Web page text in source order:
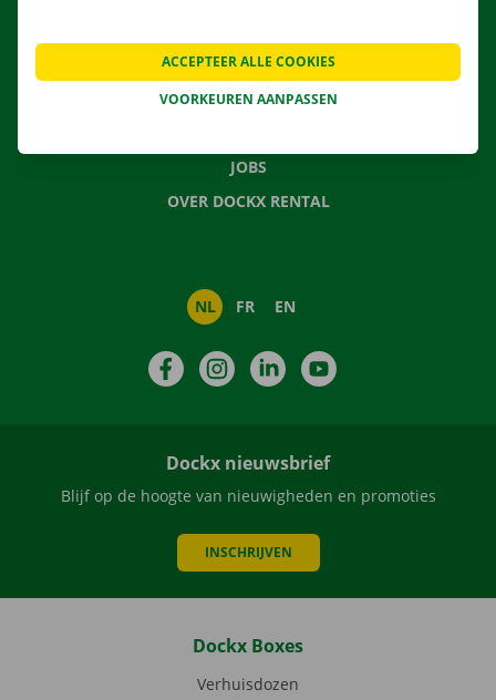
VEELGESTELDE VRAGEN
NIEUWS
JOBS
OVER DOCKX RENTAL
NL FR EN
FacebookInstagramLinkedIn
Dockx nieuwsbrief
Blijf op de hoogte van nieuwigheden en promoties
INSCHRIJVEN
Dockx Boxes
Verhuisdozen
VOORKEUREN AANPASSEN
ACCEPTEER ALLE COOKIES